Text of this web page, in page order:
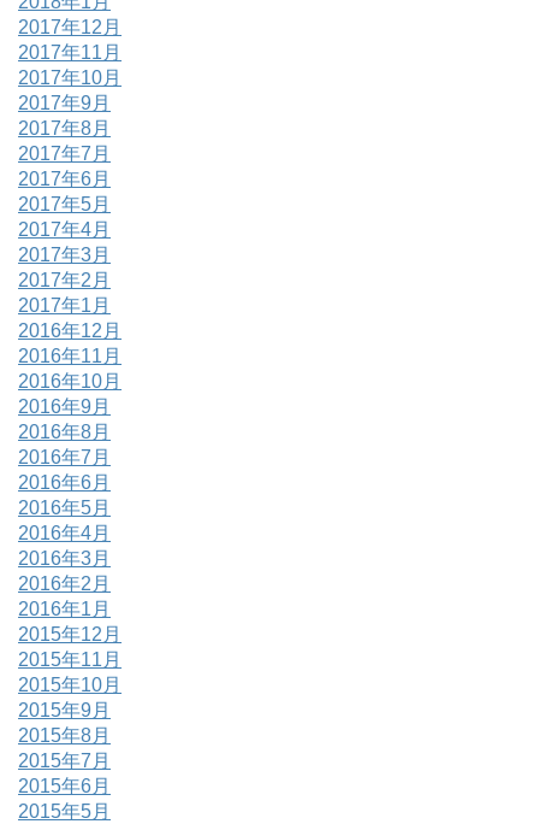
2017年12月
2017年11月
2017年10月
2017年9月
2017年8月
2017年7月
2017年6月
2017年5月
2017年4月
2017年3月
2017年2月
2017年1月
2016年12月
2016年11月
2016年10月
2016年9月
2016年8月
2016年7月
2016年6月
2016年5月
2016年4月
2016年3月
2016年2月
2016年1月
2015年12月
2015年11月
2015年10月
2015年9月
2015年8月
2015年7月
2015年6月
2015年5月